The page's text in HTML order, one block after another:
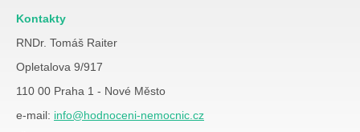
Kontakty
RNDr. Tomáš Raiter
Opletalova 9/917
110 00 Praha 1 - Nové Město
e-mail: info@hodnoceni-nemocnic.cz